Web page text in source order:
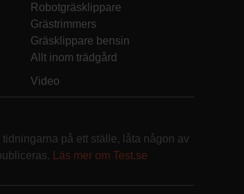
Robotgräsklippare
Grästrimmers
Gräsklippare bensin
Allt inom trädgård
Video
på ett ställe, låta någon av
Läs mer om Test.se